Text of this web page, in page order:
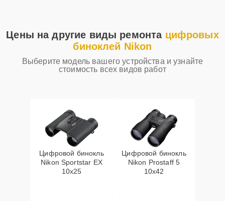
Цены на другие виды ремонта цифровых
биноклей Nikon
Выберите модель вашего устройства и узнайте
стоимость всех видов работ
Цифровой бинокль
Nikon Sportstar EX
10x25
Цифровой бинокль
Nikon Prostaff 5
10x42